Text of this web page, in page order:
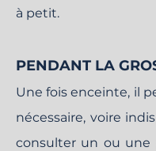
à petit.
PENDANT LA
Une fois enceinte, il
nécessaire, voire
consulter un ou une